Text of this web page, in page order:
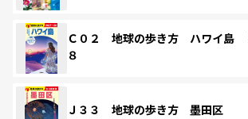
Ｃ０２ 地球の歩き方 ハワイ島
８
Ｊ３３ 地球の歩き方 墨田区